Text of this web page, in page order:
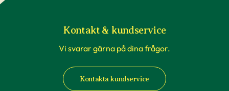
Kontakt & kundservice
Vi svarar gärna på dina frågor.
Kontakta kundservice